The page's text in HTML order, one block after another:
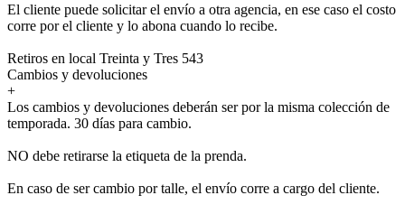
El cliente puede solicitar el envío a otra agencia, en ese caso el costo
corre por el cliente y lo abona cuando lo recibe.
Retiros en local Treinta y Tres 543
Cambios y devoluciones
+
Los cambios y devoluciones deberán ser por la misma colección de
temporada. 30 días para cambio.
NO debe retirarse la etiqueta de la prenda.
En caso de ser cambio por talle, el envío corre a cargo del cliente.